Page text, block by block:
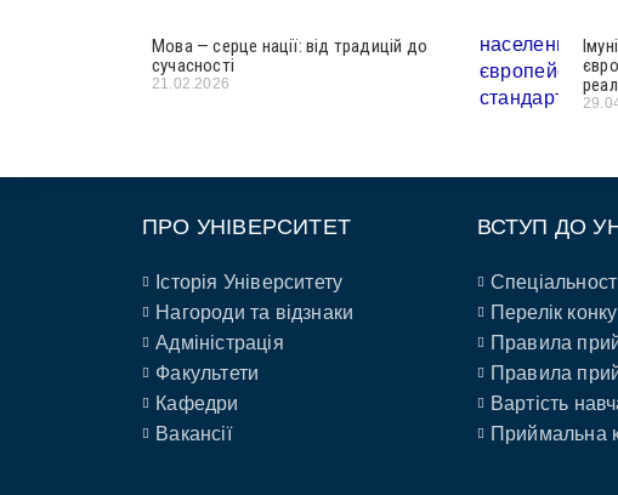
Мова — серце нації: від традицій до
сучасності
21.02.2026
ПРО УНІВЕРСИТЕТ
Історія Університету
Нагороди та відзнаки
Адміністрація
Факультети
Кафедри
Вакансії
ВСТУП ДО
Перелік
Правила
Правила
Вартість
Приймальна